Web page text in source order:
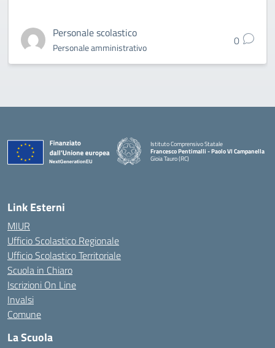
Personale scolastico
Personale amministrativo 0
Istituto Comprensivo Statale
Francesco Pentimalli - Paolo VI Campanella
Gioia Tauro (RC)
Link Esterni
MIUR
Ufficio Scolastico Regionale
Ufficio Scolastico Territoriale
Scuola in Chiaro
Iscrizioni On Line
Invalsi
Comune
La Scuola